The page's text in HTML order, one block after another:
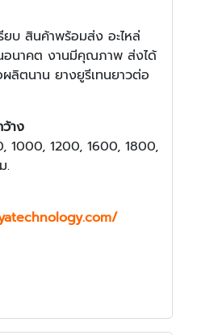
ยบ สินค้าพร้อมส่ง อะไหล่
นอนาคต งานมีคุณภาพ ส่งได้
ผลิตนาน ยางยูรีเทนยาวต่อ
าง
1200, 1600, 1800,
.